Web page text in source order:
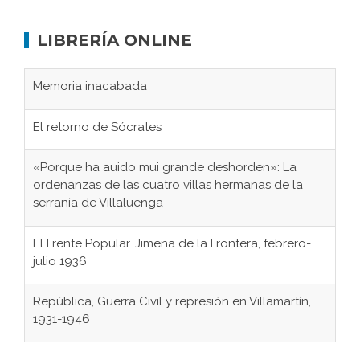
LIBRERÍA ONLINE
Memoria inacabada
El retorno de Sócrates
«Porque ha auido mui grande deshorden»: La
ordenanzas de las cuatro villas hermanas de la
serranía de Villaluenga
El Frente Popular. Jimena de la Frontera, febrero-
julio 1936
República, Guerra Civil y represión en Villamartín,
1931-1946